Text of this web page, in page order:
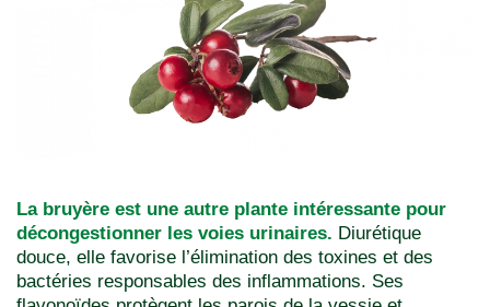
La bruyère est une autre plante intéressante pour
décongestionner les voies urinaires. Diurétique
douce, elle favorise l’élimination des toxines et des
bactéries responsables des inflammations. Ses